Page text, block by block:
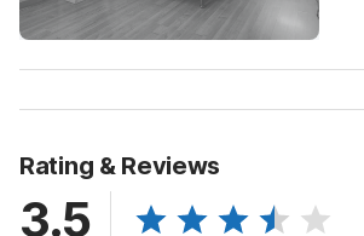
Rating & Reviews
3.5